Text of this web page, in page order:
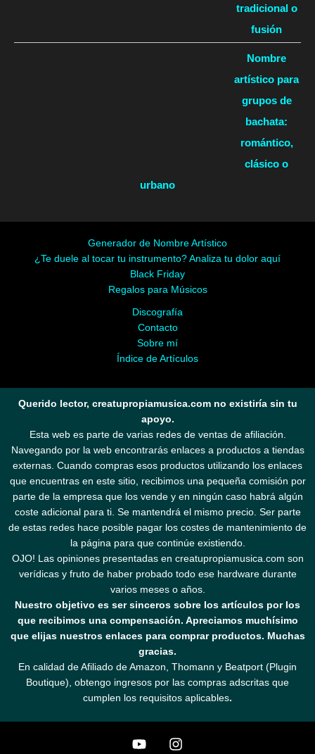
tradicional o
fusión
Nombre
artístico para
grupos de
bachata:
romántico,
clásico o
urbano
Generador de Nombre Artístico
¿Te duele al tocar tu instrumento? Analiza tu dolor aquí
Black Friday
Regalos para Músicos
Discografía
Contacto
Sobre mí
Índice de Artículos
Querido lector, creatupropiamusica.com no existiría sin tu
apoyo.
Esta web es parte de varias redes de ventas de afiliación.
Navegando por la web encontrarás enlaces a productos a tiendas
externas. Cuando compras esos productos utilizando los enlaces
que encuentras en este sitio, recibimos una pequeña comisión por
parte de la empresa que los vende y en ningún caso habrá algún
coste adicional para ti. Se mantendrá el mismo precio. Ser parte
de estas redes hace posible pagar los costes de mantenimiento de
la página para que continúe existiendo.
OJO! Las opiniones presentadas en creatupropiamusica.com son
verídicas y fruto de haber probado todo ese hardware durante
varios meses o años.
Nuestro objetivo es ser sinceros sobre los artículos por los
que recibimos una compensación. Apreciamos muchísimo
que elijas nuestros enlaces para comprar productos. Muchas
gracias.
En calidad de Afiliado de Amazon, Thomann y Beatport (Plugin
Boutique), obtengo ingresos por las compras adscritas que
cumplen los requisitos aplicables.